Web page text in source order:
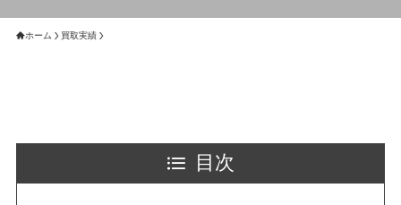
ホーム 買取実績
目次